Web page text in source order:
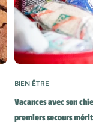
BIEN ÊTRE
Vacances avec son
premiers secours